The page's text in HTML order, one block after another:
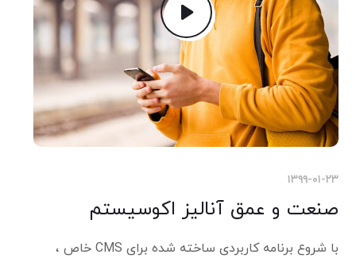
۱۳۹۹-۰۱-۲۳
صنعت و عمق آنالیز اکوسیستم
با شروع برنامه کاربردی ساخته شده برای CMS خاص ،